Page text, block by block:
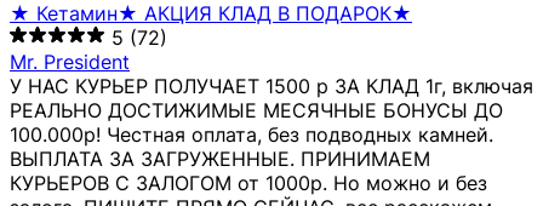
★ Кетамин★ АКЦИЯ КЛАД В ПОДАРОК★
5 (72)
Mr. President
У НАС КУРЬЕР ПОЛУЧАЕТ 1500 р ЗА КЛАД 1г, включая
РЕАЛЬНО ДОСТИЖИМЫЕ МЕСЯЧНЫЕ БОНУСЫ ДО
100.000р! Честная оплата, без подводных камней.
ВЫПЛАТА ЗА ЗАГРУЖЕННЫЕ. ПРИНИМАЕМ
КУРЬЕРОВ С ЗАЛОГОМ от 1000р. Но можно и без